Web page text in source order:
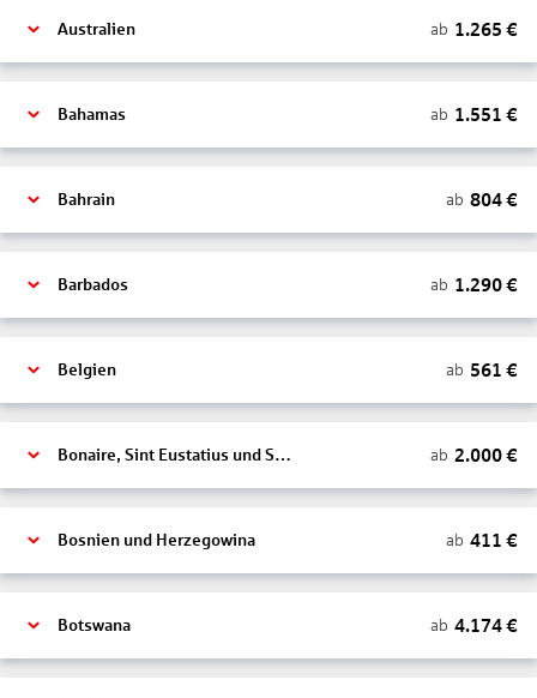
Australien ab 1.265 €
Bahamas ab 1.551 €
Bahrain ab 804€
Barbados ab 1.290€
Belgien ab 561 €
Bonaire, Sint Eustatius und Saba ab 2.000€
Bosnien und Herzegowina ab 411 €
Botswana ab 4.174€